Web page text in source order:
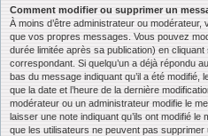
Comment modifier ou supprimer un
À moins d’être administrateur ou
que vos propres messages. Vous pouvez
durée limitée après sa publication) en cliquant
correspondant. Si quelqu’un a déjà répondu
bas du message indiquant qu’il a été modifié,
que la date et l’heure de la dernière
modérateur ou un administrateur modifie le
laisser une note indiquant qu’ils ont modifié
que les utilisateurs ne peuvent pas supprimer